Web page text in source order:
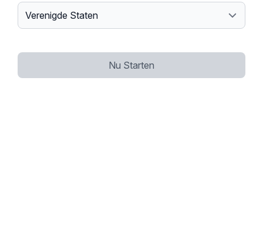
Nu Starten